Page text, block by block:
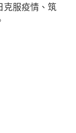
克服疫情、筑